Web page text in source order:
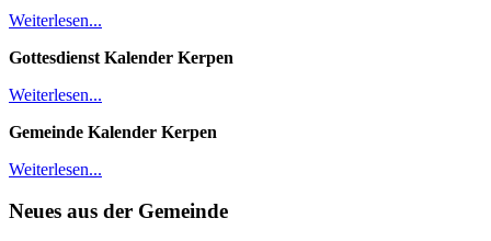
Weiterlesen...
Gottesdienst Kalender Kerpen
Weiterlesen...
Gemeinde Kalender Kerpen
Weiterlesen...
Neues aus der Gemeinde